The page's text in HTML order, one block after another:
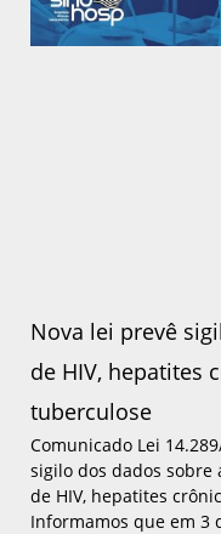
Nova lei prevê
de HIV, hepatites
tuberculose
Comunicado Lei
sigilo dos dados sobre
de HIV, hepatites
Informamos que em 3